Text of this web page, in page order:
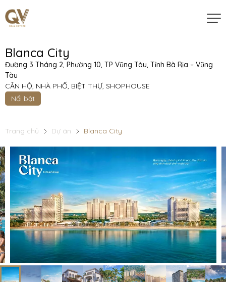
Blanca City
Đường 3 Tháng 2, Phường 10, TP Vũng Tàu, Tỉnh Bà Rịa – Vũng
Tàu
CĂN HỘ, NHÀ PHỐ, BIỆT THỰ, SHOPHOUSE
Nổi bật
Trang chủ Dự án Blanca City